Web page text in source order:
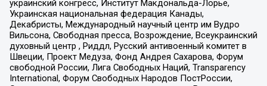
украинский конгресс, Институт Макдональда-Лорье,
Украинская национальная федерация Канады,
Декабристы, Международный научный центр им Вудро
Вильсона, Свободная пресса, Возрождение, Всеукраинский
духовный центр , Риддл, Русский антивоенный комитет в
Швеции, Проект Медуза, Фонд Андрея Сахарова, Форум
свободной России, Лига Свободных Наций, Transparеncy
International, Форум Свободных Народов ПостРоссии,